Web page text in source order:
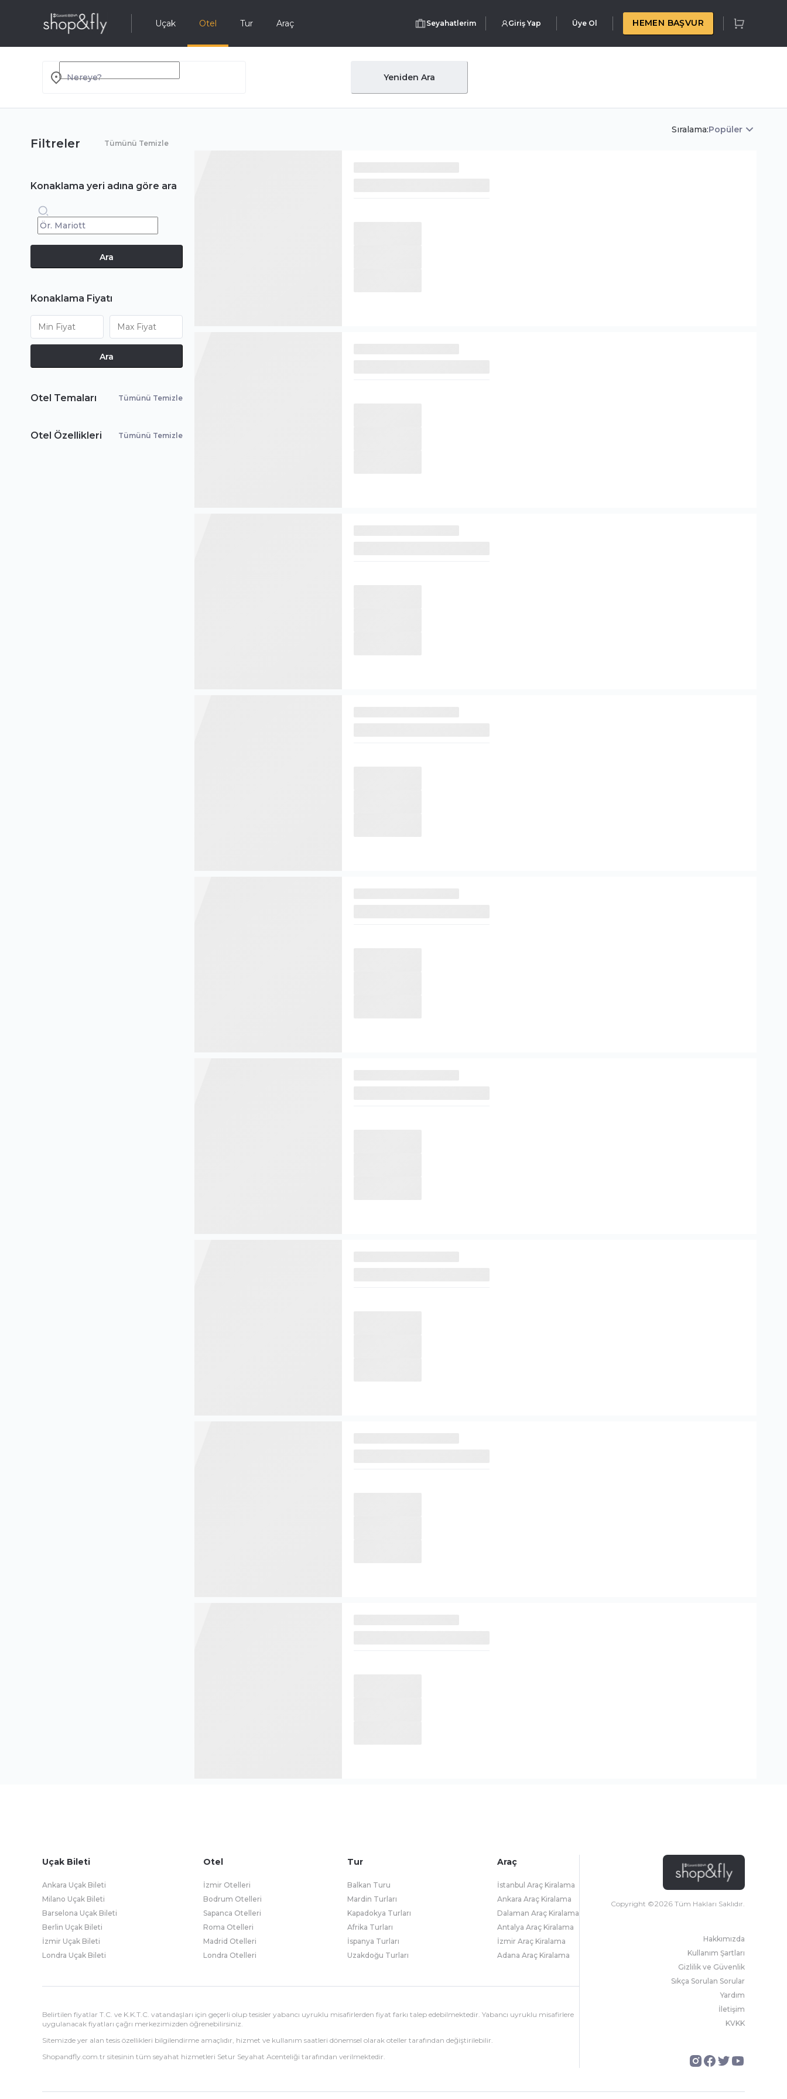
Uçak Otel Tur Araç Seyahatlerim Giriş Yap Üye Ol HEMEN BAŞVUR
Nereye? Yeniden Ara
Filtreler Tümünü Temizle
Konaklama yeri adına göre ara
Ara
Konaklama Fiyatı
Ara
Otel Temaları Tümünü Temizle
Otel Özellikleri Tümünü Temizle
Sıralama:Popüler
Uçak Bileti
Ankara Uçak Bileti
Milano Uçak Bileti
Barselona Uçak Bileti
Berlin Uçak Bileti
İzmir Uçak Bileti
Londra Uçak Bileti
Otel
İzmir Otelleri
Bodrum Otelleri
Sapanca Otelleri
Roma Otelleri
Madrid Otelleri
Londra Otelleri
Tur
Balkan Turu
Mardin Turları
Kapadokya Turları
Afrika Turları
İspanya Turları
Uzakdoğu Turları
Araç
İstanbul Araç Kiralama
Ankara Araç Kiralama
Dalaman Araç Kiralama
Antalya Araç Kiralama
İzmir Araç Kiralama
Adana Araç Kiralama
Belirtilen fiyatlar T.C. ve K.K.T.C. vatandaşları için geçerli olup tesisler yabancı uyruklu misafirlerden fiyat farkı talep edebilmektedir. Yabancı uyruklu misafirlere
uygulanacak fiyatları çağrı merkezimizden öğrenebilirsiniz.
Sitemizde yer alan tesis özellikleri bilgilendirme amaçlıdır, hizmet ve kullanım saatleri dönemsel olarak oteller tarafından değiştirilebilir.
Shopandfly.com.tr sitesinin tüm seyahat hizmetleri Setur Seyahat Acenteliği tarafından verilmektedir.
Copyright ©2026 Tüm Hakları Saklıdır.
Hakkımızda
Kullanım Şartları
Gizlilik ve Güvenlik
Sıkça Sorulan Sorular
Yardım
İletişim
KVKK